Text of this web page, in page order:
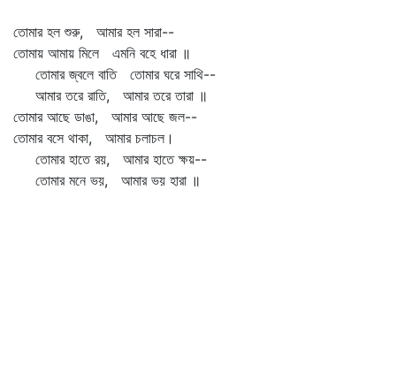
তোমার হল শুরু, আমার হল সারা--
তোমায় আমায় মিলে এমনি বহে ধারা ॥
তোমার জ্বলে বাতি তোমার ঘরে সাথি--
আমার তরে রাতি, আমার তরে তারা ॥
তোমার আছে ডাঙা, আমার আছে জল--
তোমার বসে থাকা, আমার চলাচল।
তোমার হাতে রয়, আমার হাতে ক্ষয়--
তোমার মনে ভয়, আমার ভয় হারা ॥